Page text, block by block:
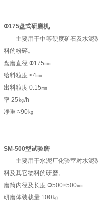
Ф175盘式研磨机
主要用于中等硬度矿石及水泥
料的粉碎。
盘磨直径 Ф175㎜
给料粒度 ≤4㎜
出料粒度 0.15㎜
率 25㎏/h
净重 ≈90㎏
SM-500型试验磨
主要用于水泥厂化验室对水泥
料及其它物料的研磨。
磨筒内径及长度 Ф500×500㎜
研磨体装载量 100㎏